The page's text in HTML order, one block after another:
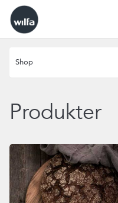
Shop
Produkter